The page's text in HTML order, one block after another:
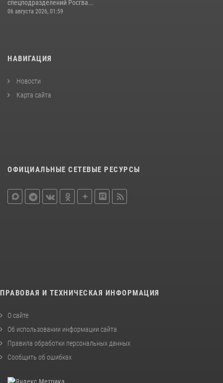
спецподразделений Росгва...
06 августа 2026, 01:59
НАВИГАЦИЯ
Новости
Карта сайта
ОФИЦИАЛЬНЫЕ СЕТЕВЫЕ РЕСУРСЫ
ПРАВОВАЯ И ТЕХНИЧЕСКАЯ ИНФОРМАЦИЯ
О сайте
Об использовании информации сайта
Правила обработки персональных данных
Сообщить об ошибках